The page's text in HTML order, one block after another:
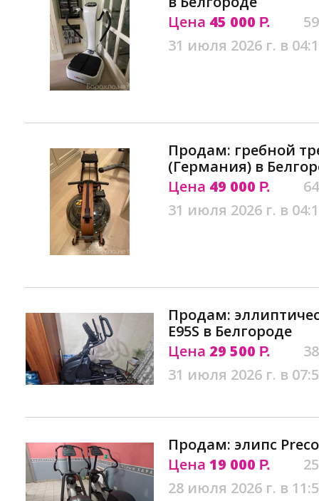
Цена 45 000 Р.
31 июля 2026 г. в
Продам: гребной
(Германия) в
Цена 49 000 Р.
31 июля 2026 г. в
Продам:
E95S в Белгороде
Цена 29 500 Р.
31 июля 2026 г. в
Продам: элипс
Цена 19 000 Р.
28 июля 2026 г. в